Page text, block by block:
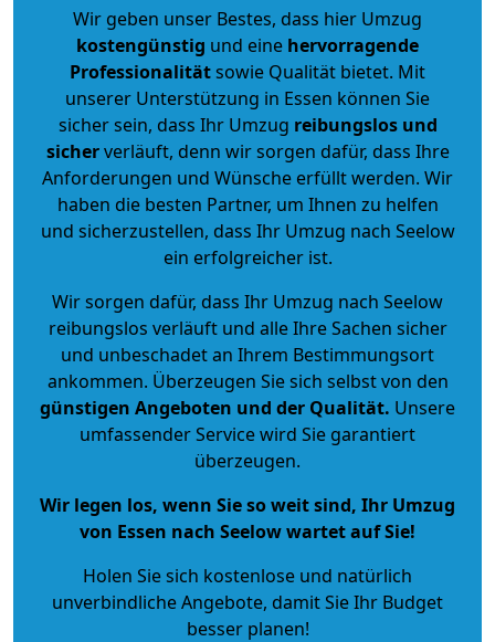
Wir geben unser Bestes, dass hier Umzug
kostengünstig und eine hervorragende
Professionalitätsowie Qualität bietet. Mit
unserer Unterstützung in Essen können Sie
sicher sein, dass Ihr Umzug reibungslos und
sicherverläuft, denn wir sorgen dafür, dass Ihre
Anforderungen und Wünsche erfüllt werden. Wir
haben die besten Partner, um Ihnen zu helfen
und sicherzustellen, dass Ihr Umzug nach Seelow
ein erfolgreicher ist.
Wir sorgen dafür, dass Ihr Umzug nach Seelow
reibungslos verläuft und alle Ihre Sachen sicher
und unbeschadet an Ihrem Bestimmungsort
ankommen. Überzeugen Sie sich selbst von den
günstigen Angeboten und der Qualität. Unsere
umfassender Service wird Sie garantiert
überzeugen.
Wir legen los, wenn Sie so weit sind, Ihr Umzug
von Essen nach Seelow wartet auf Sie!
Holen Sie sich kostenlose und natürlich
unverbindliche Angebote, damit Sie Ihr Budget
besser planen!